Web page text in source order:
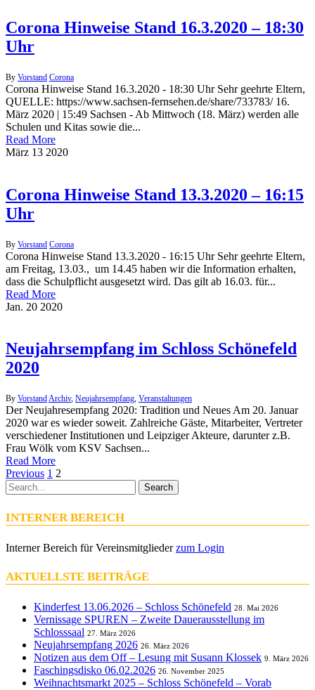
Corona Hinweise Stand 16.3.2020 – 18:30
Uhr
By Vorstand Corona
Corona Hinweise Stand 16.3.2020 - 18:30 Uhr Sehr geehrte Eltern,
QUELLE: https://www.sachsen-fernsehen.de/share/733783/ 16.
März 2020 | 15:49 Sachsen - Ab Mittwoch (18. März) werden alle
Schulen und Kitas sowie die...
Read More
März 13 2020
Corona Hinweise Stand 13.3.2020 – 16:15
Uhr
By Vorstand Corona
Corona Hinweise Stand 13.3.2020 - 16:15 Uhr Sehr geehrte Eltern,
am Freitag, 13.03., um 14.45 haben wir die Information erhalten,
dass die Schulpflicht ausgesetzt wird. Das gilt ab 16.03. für...
Read More
Jan. 20 2020
Neujahrsempfang im Schloss Schönefeld
2020
By VorstandArchiv, Neujahrsempfang, Veranstaltungen
Der Neujahresempfang 2020: Tradition und Neues Am 20. Januar
2020 war es wieder soweit. Zahlreiche Gäste, Mitarbeiter, Vertreter
verschiedener Institutionen und Leipziger Akteure, darunter z.B.
Frau Wölk vom KSV Sachsen...
Read More
Previous 1 2
Search
INTERNER BEREICH
Interner Bereich für Vereinsmitgliederzum Login
AKTUELLSTE BEITRÄGE
Kinderfest 13.06.2026 – Schloss Schönefeld 28. Mai 2026
Vernissage SPUREN – Zweite Dauerausstellung im
Schlosssaal 27. März 2026
Neujahrsempfang 2026 26. März 2026
Notizen aus dem Off – Lesung mit Susann Klossek 9. März 2026
Faschingsdisko 06.02.2026 26. November 2025
Weihnachtsmarkt 2025 – Schloss Schönefeld – Vorab